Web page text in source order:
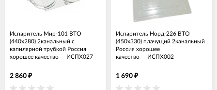
Испаритель Мир-101 ВТО
(440х280) 2канальный с
капилярной трубкой Россия
хорошее качество — ИСПХ027
2 860 ₽
Испаритель Норд-226 ВТО
(450x330) плачущий 2канальный
Россия хорошее
качество — ИСПХ002
1 690 ₽